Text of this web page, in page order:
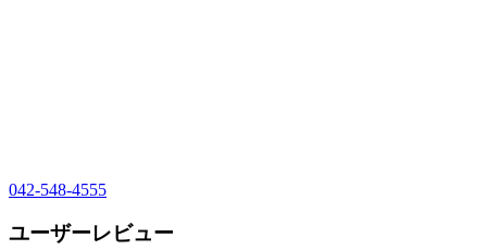
042-548-4555
ユーザーレビュー